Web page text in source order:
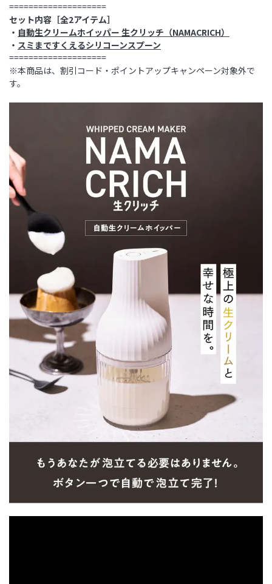
====================
セット内容［全2アイテム］
・ 自動生クリームホイッパー 生クリッチ（NAMACRICH）
・ スミまですくえるシリコーンスプーン
====================
※本商品は、割引コード・ポイントアップキャンペーン対象外で
す。